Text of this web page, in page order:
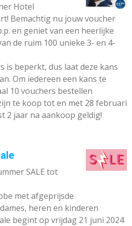
Hotel
Bemachtig nu jouw voucher
en geniet van een heerlijke
de ruim 100 unieke 3- en 4-
is beperkt, dus laat deze kans
Om iedereen een kans te
10 vouchers bestellen
te koop tot en met 28 februari
2 jaar na aankoop geldig!
SALE tot
met afgeprijsde
heren en kinderen
begint op vrijdag 21 juni 2024